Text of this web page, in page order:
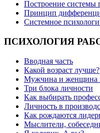
Построение системы
Принцип
Системное
ПСИХОЛОГИЯ
Вводная часть
Какой возраст лучше?
Мужчина и женщина
Три блока личности
Как выбирать
Личность в
Как рождаются
Мыслители,